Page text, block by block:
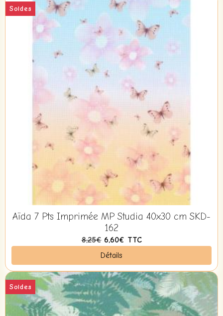
Soldes
Aïda 7 Pts Imprimée MP Studia 40x30 cm SKD-
162
8,25€ 6,60€ TTC
Détails
Soldes